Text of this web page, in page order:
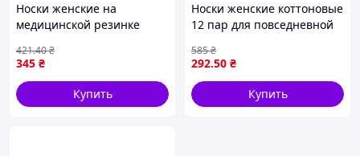
Носки женские на
медицинской резинке
ТМ MultiBrand
345 ₴
421.40₴
Купить
Носки женские коттоновые
12 пар для повседневной
практичные
292.50 ₴
585₴
Купить